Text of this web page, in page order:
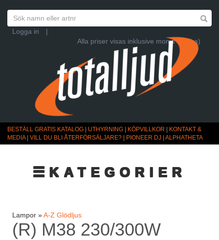
Logga in
|
Alla priser visas inklusive moms (Ändra)
BESTÄLL GRATIS KATALOG UTHYRNING KÖPVILLKOR
KONTAKT &
MEDIA| VILL DU BLI ÅTERFÖRSÄLJARE? PIONEER DJ | ALPHATHETA
☰KATEGORIER
Lampor »A-Z Glödljus
(R) M38 230/300W